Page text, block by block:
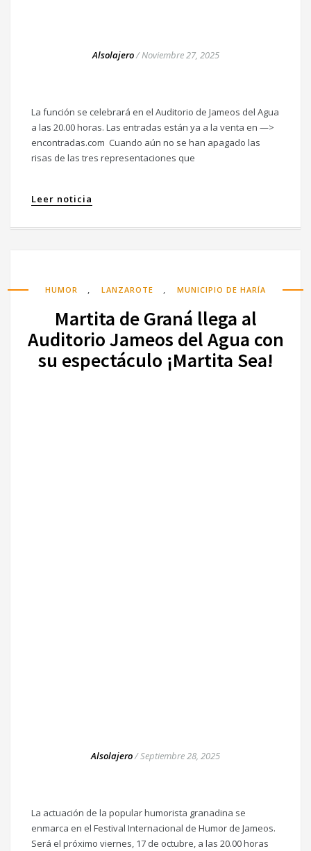
Alsolajero/Noviembre 27, 2025
La función se celebrará en el Auditorio de Jameos del Agua
a las 20.00 horas. Las entradas están ya a la venta en —>
encontradas.com Cuando aún no se han apagado las
risas de las tres representaciones que
Leer noticia
HUMOR , LANZAROTE , MUNICIPIO DE HARÍA
Martita de Graná llega al
Auditorio Jameos del Agua con
su espectáculo ¡Martita Sea!
Alsolajero/Septiembre 28, 2025
La actuación de la popular humorista granadina se
enmarca en el Festival Internacional de Humor de Jameos.
Será el próximo viernes, 17 de octubre, a las 20.00 horas